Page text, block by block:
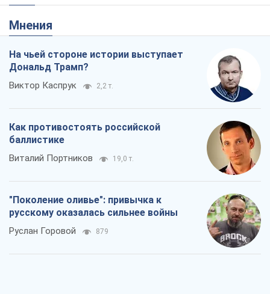
Мнения
На чьей стороне истории выступает
Дональд Трамп?
Виктор Каспрук 2,2 т.
Как противостоять российской
баллистике
Виталий Портников 19,0 т.
"Поколение оливье": привычка к
русскому оказалась сильнее войны
Руслан Горовой 879